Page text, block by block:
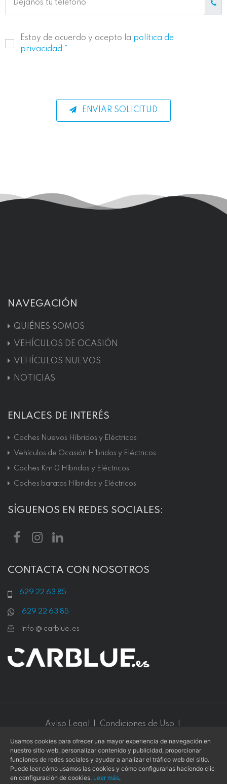
Estoy de acuerdo y acepto la política de
privacidad *
ENVIAR SOLICITUD
NAVEGACIÓN
QUIÉNES SOMOS
VEHÍCULOS DE OCASIÓN
VEHÍCULOS NUEVOS
NOTICIAS
ENLACES DE INTERÉS
Coches Nuevos Híbridos y Eléctricos
Vehículos de Ocasión Híbridos y Eléctricos
Coches Km 0 Híbridos y Eléctricos
Coches baratos Híbridos y Eléctricos
SÍGUENOS EN REDES SOCIALES:
CONTACTA CON NOSOTROS
629 22 63 85
629 22 63 85
info @ carblue.es
Aviso Legal Condiciones de Uso
Este sitio web está protegido por reCAPTCHA v3y se aplican
la Política de privacidady losTérminos de servicio deGoogle
Usamos cookies para ofrecer una mayor experiencia de navegación en
nuestro sitio web, personalizar contenido y publicidad, proporcionar
funciones de redes sociales y ayudar a analizar el tráfico web del sitio.
Puede leer cómo usamos las cookies y cómo configurarlas haciendo clic
en configuración de cookies. Leer más.